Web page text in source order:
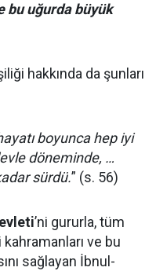
bu uğurda büyük
hakkında da şunları
boyunca hep iyi
döneminde, …
sürdü.” (s. 56)
’ni gururla, tüm
kahramanları ve bu
sağlayan İbnul-